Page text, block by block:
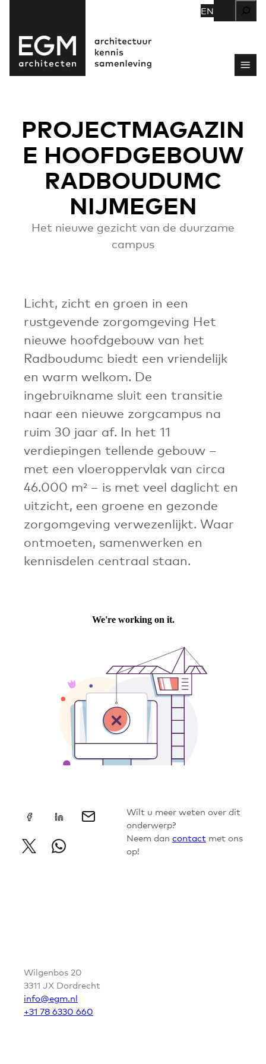
EN Zoeken
PROJECTMAGAZIN
E HOOFDGEBOUW
RADBOUDUMC
NIJMEGEN
Het nieuwe gezicht van de duurzame
campus
Licht, zicht en groen in een
rustgevende zorgomgeving Het
nieuwe hoofdgebouw van het
Radboudumc biedt een vriendelijk
en warm welkom. De
ingebruikname sluit een transitie
naar een nieuwe zorgcampus na
ruim 30 jaar af. In het 11
verdiepingen tellende gebouw –
met een vloeroppervlak van circa
46.000 m² – is met veel daglicht en
uitzicht, een groene en gezonde
zorgomgeving verwezenlijkt. Waar
ontmoeten, samenwerken en
kennisdelen centraal staan.
Wilt u meer weten over dit
onderwerp?
Neem dancontact met ons
op!
Wilgenbos 20
3311 JX Dordrecht
info@egm.nl
+31 78 6330 660